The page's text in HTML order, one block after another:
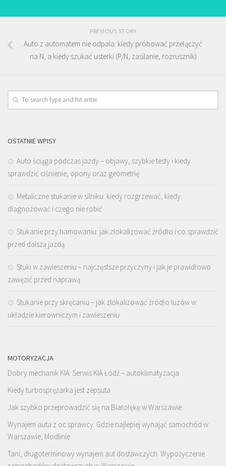
PREVIOUS STORY
Auto z automatem nie odpala: kiedy próbować przełączyć
na N, a kiedy szukać usterki (P/N, zasilanie, rozrusznik)
OSTATNIE WPISY
Auto ściąga podczas jazdy – objawy, szybkie testy i kiedy
sprawdzić ciśnienie, opony oraz geometrię
Metaliczne stukanie w silniku: kiedy rozgrzewać, kiedy
diagnozować i czego nie robić
Stukanie przy hamowaniu: jak zlokalizować źródło i co sprawdzić
przed dalszą jazdą
Stuki w zawieszeniu – najczęstsze przyczyny i jak je prawidłowo
zawęzić przed naprawą
Stukanie przy skręcaniu – jak zlokalizować źródło luzów w
układzie kierowniczym i zawieszeniu
MOTORYZACJA
Dobry mechanik KIA. Serwis KIA Łódź – autoklimatyzacja
Kiedy turbosprężarka jest zepsuta
Jak szybko przeprowadzić się na Białołękę w Warszawie
Wynajem auta z oc sprawcy. Gdzie najlepiej wynająć samochód w
Warszawie, Modlinie
Tani, długoterminowy wynajem aut dostawczych. Wypożyczenie